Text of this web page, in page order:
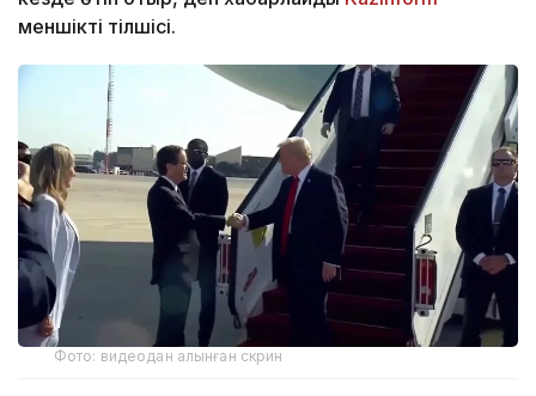
меншікті тілшісі.
Фото: видеодан алынған скрин